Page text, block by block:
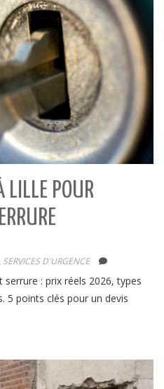
LILLE POUR
SERVICES D'URGENCE
: prix réels 2026, types
5 points clés pour un devis